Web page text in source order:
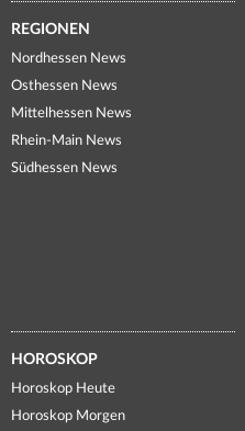
REGIONEN
Nordhessen News
Osthessen News
Mittelhessen News
Rhein-Main News
Südhessen News
HOROSKOP
Horoskop Heute
Horoskop Morgen